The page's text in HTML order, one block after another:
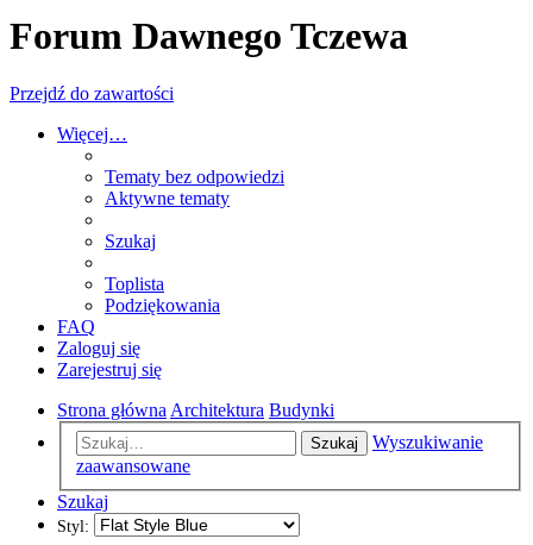
Forum Dawnego Tczewa
Przejdź do zawartości
Więcej…
Tematy bez odpowiedzi
Aktywne tematy
Szukaj
Toplista
Podziękowania
FAQ
Zaloguj się
Zarejestruj się
Strona główna Architektura Budynki
Szukaj
Wyszukiwanie
zaawansowane
Szukaj
Styl: